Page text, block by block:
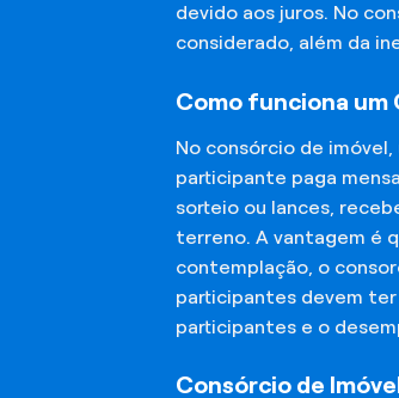
devido aos juros. No
considerado, além da
Como funciona um
No consórcio de
participante paga
sorteio ou lances,
terreno. A vantagem é
contemplação, o
participantes devem ter
participantes e o
Consórcio de